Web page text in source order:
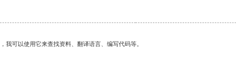
可以使用它来查找资料、翻译语言、编写代码等。